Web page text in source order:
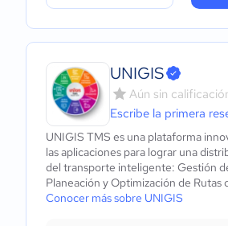
UNIGIS
Aún sin
Escribe la primera
UNIGIS TMS es una plataforma
las aplicaciones para lograr una
del transporte inteligente: Gestión
Planeación y Optimización de Rutas
Conocer más sobre UNIGIS